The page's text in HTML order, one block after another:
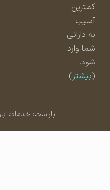
کمترین
آسیب
به دارائی
شما وارد
شود.
بیشتر)
باراست: خدمات